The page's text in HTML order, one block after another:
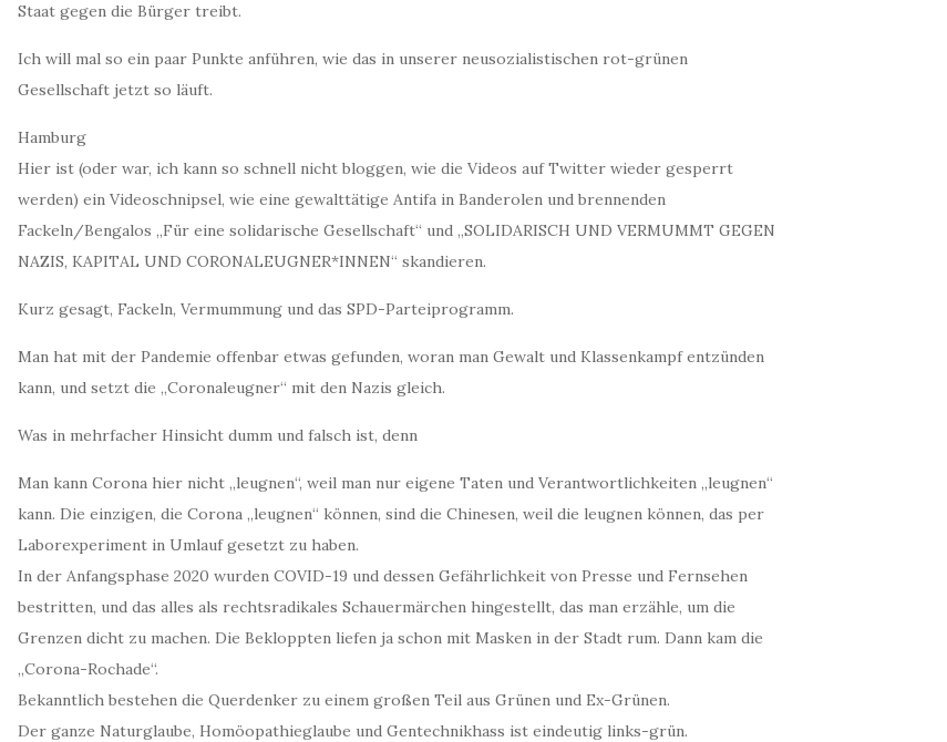
Staat gegen die Bürger treibt.
Ich will mal so ein paar Punkte anführen, wie das in unserer neusozialistischen rot-grünen
Gesellschaft jetzt so läuft.
Hamburg
Hier ist (oder war, ich kann so schnell nicht bloggen, wie die Videos auf Twitter wieder gesperrt
werden) ein Videoschnipsel, wie eine gewalttätige Antifa in Banderolen und brennenden
Fackeln/Bengalos „Für eine solidarische Gesellschaft“ und „SOLIDARISCH UND VERMUMMT GEGEN
NAZIS, KAPITAL UND CORONALEUGNER*INNEN“ skandieren.
Kurz gesagt, Fackeln, Vermummung und das SPD-Parteiprogramm.
Man hat mit der Pandemie offenbar etwas gefunden, woran man Gewalt und Klassenkampf entzünden
kann, und setzt die „Coronaleugner“ mit den Nazis gleich.
Was in mehrfacher Hinsicht dumm und falsch ist, denn
Man kann Corona hier nicht „leugnen“, weil man nur eigene Taten und Verantwortlichkeiten „leugnen“
kann. Die einzigen, die Corona „leugnen“ können, sind die Chinesen, weil die leugnen können, das per
Laborexperiment in Umlauf gesetzt zu haben.
In der Anfangsphase 2020 wurden COVID-19 und dessen Gefährlichkeit von Presse und Fernsehen
bestritten, und das alles als rechtsradikales Schauermärchen hingestellt, das man erzähle, um die
Grenzen dicht zu machen. Die Bekloppten liefen ja schon mit Masken in der Stadt rum. Dann kam die
„Corona-Rochade“.
Bekanntlich bestehen die Querdenker zu einem großen Teil aus Grünen und Ex-Grünen.
Der ganze Naturglaube, Homöopathieglaube und Gentechnikhass ist eindeutig links-grün.